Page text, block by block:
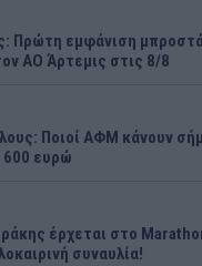
Πρώτη εμφάνιση
ΑΟ Άρτεμις στις 8/8
Ποιοί ΑΦΜ κάνουν
600 ευρώ
έρχεται στο
συναυλία!